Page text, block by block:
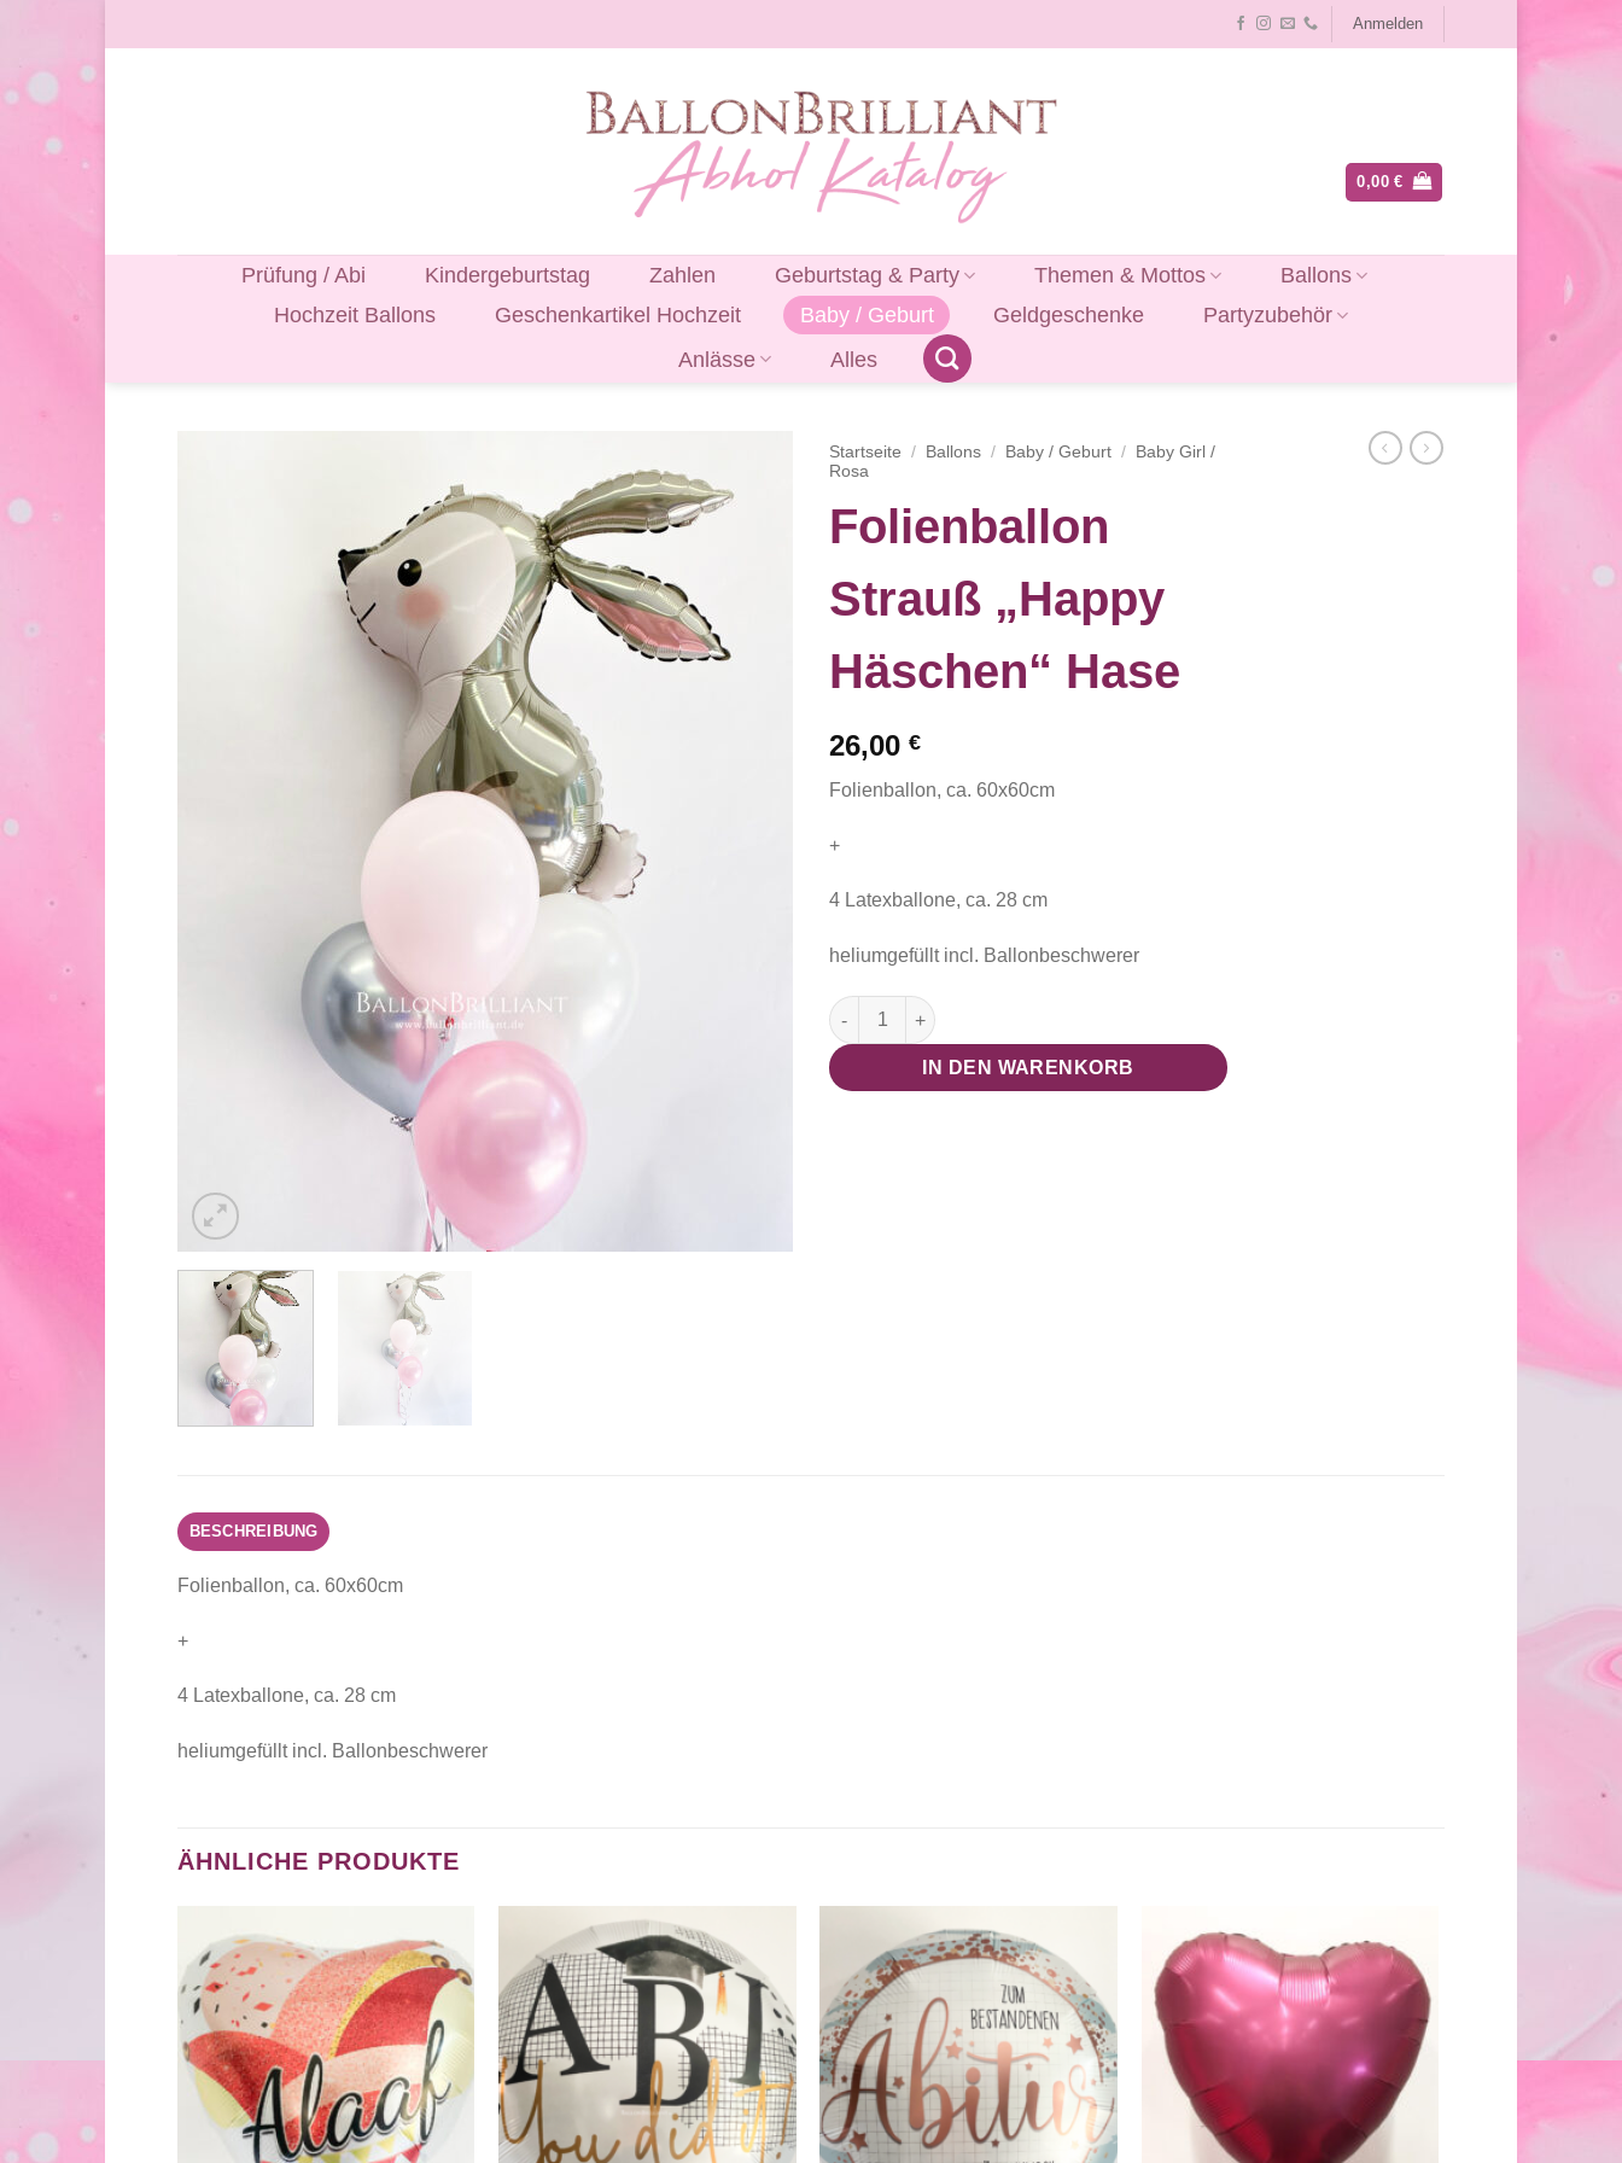
Inhalt
Anmelden
0,00€
Prüfung / Abi Kindergeburtstag Zahlen Geburtstag & Party Themen & Mottos
Ballons
Hochzeit Ballons
Geschenkartikel Hochzeit Baby / Geburt Geldgeschenke
Partyzubehör
Anlässe
Alles
Startseite / Ballons / Baby / Geburt /
Baby Girl /
Rosa
Folienballon
Strauß „Happy
Häschen“ Hase
26,00 €
Folienballon, ca. 60x60cm
+
4 Latexballone, ca. 28 cm
heliumgefüllt incl. Ballonbeschwerer
Folienballon Strauß "Happy Häschen" Hase Menge
IN DEN WARENKORB
BESCHREIBUNG
Folienballon, ca. 60x60cm
+
4 Latexballone, ca. 28 cm
heliumgefüllt incl. Ballonbeschwerer
ÄHNLICHE PRODUKTE